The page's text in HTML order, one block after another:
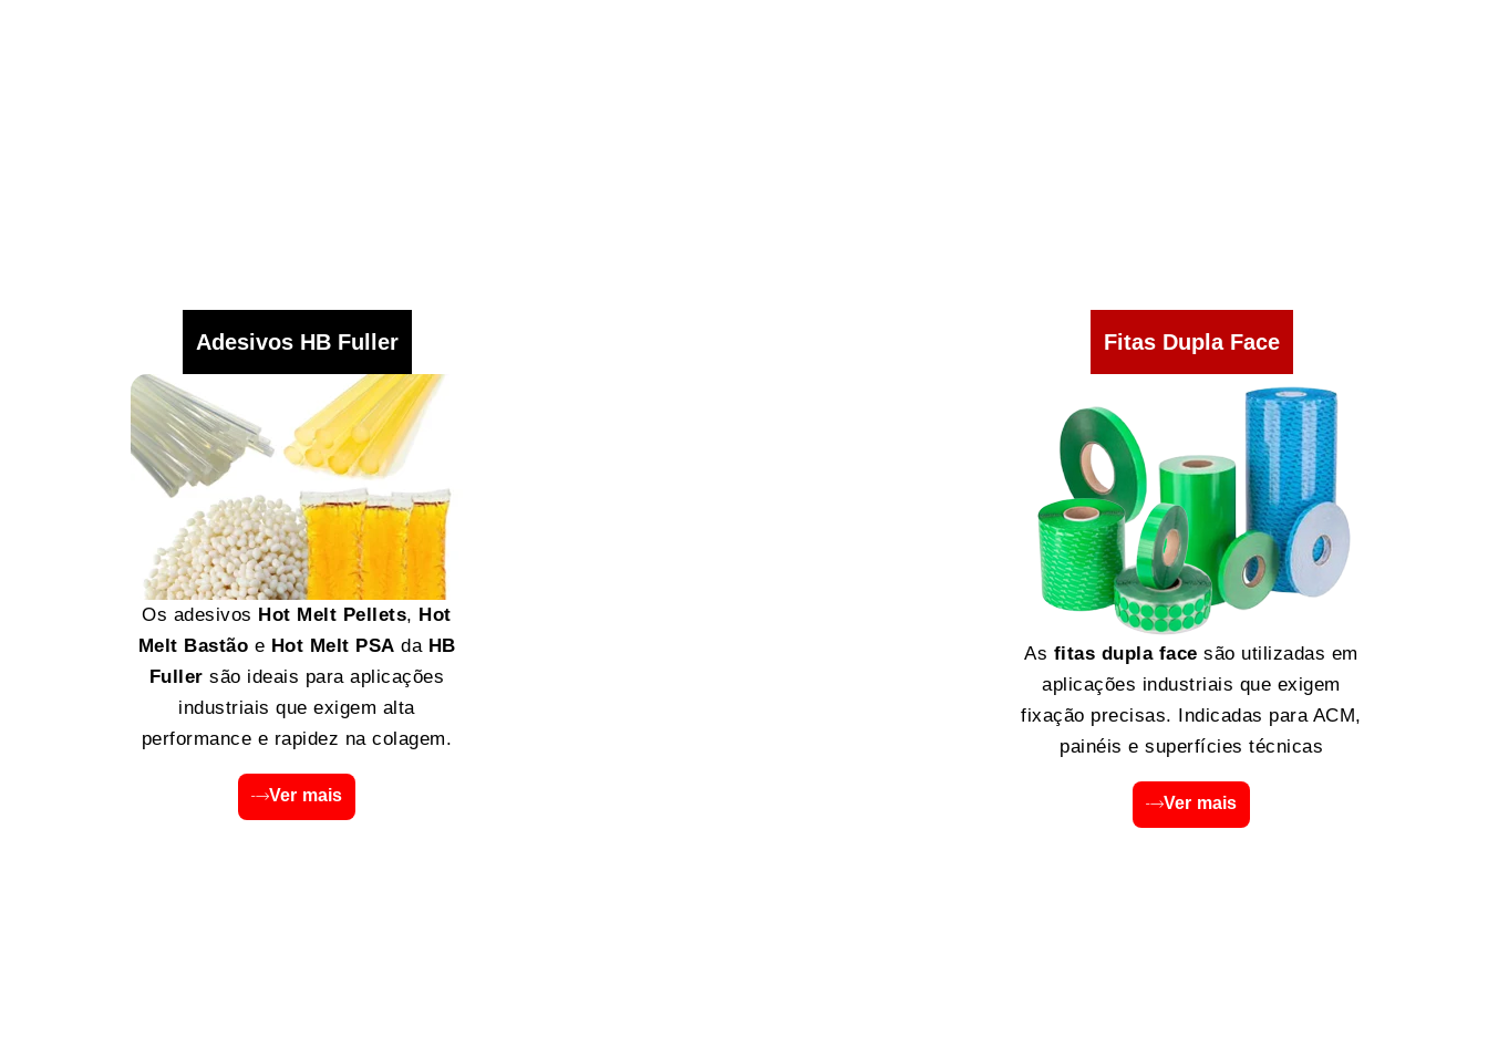
Adesivos HB Fuller
Os adesivos Hot Melt Pellets, Hot
Melt Bastão e Hot Melt PSA da HB
Fuller são ideais para aplicações
industriais que exigem alta
performance e rapidez na colagem.
Ver mais
Fitas Dupla Face
As fitas dupla face são utilizadas em
aplicações industriais que exigem
fixação precisas. Indicadas para ACM,
painéis e superfícies técnicas
Ver mais